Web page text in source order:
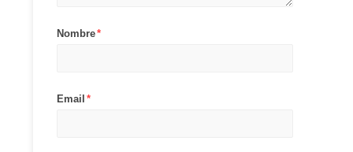
Nombre*
Email *